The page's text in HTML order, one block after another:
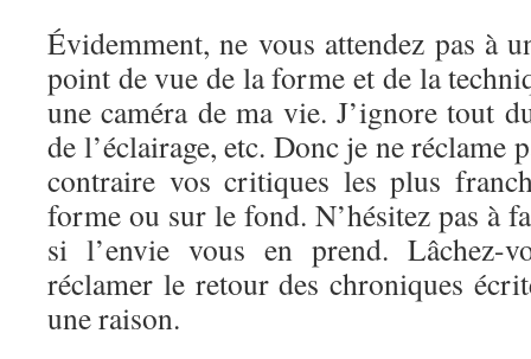
Évidemment, ne vous attendez pas à
point de vue de la forme et de la
une caméra de ma vie. J’ignore tout
de l’éclairage, etc. Donc je ne réclame
contraire vos critiques les plus
forme ou sur le fond. N’hésitez pas à
si l’envie vous en prend. Lâchez-
réclamer le retour des chroniques
une raison.